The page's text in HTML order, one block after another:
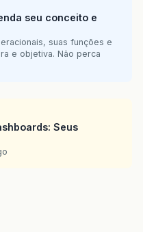
seu conceito e
suas funções e
e objetiva. Não perca
Seus